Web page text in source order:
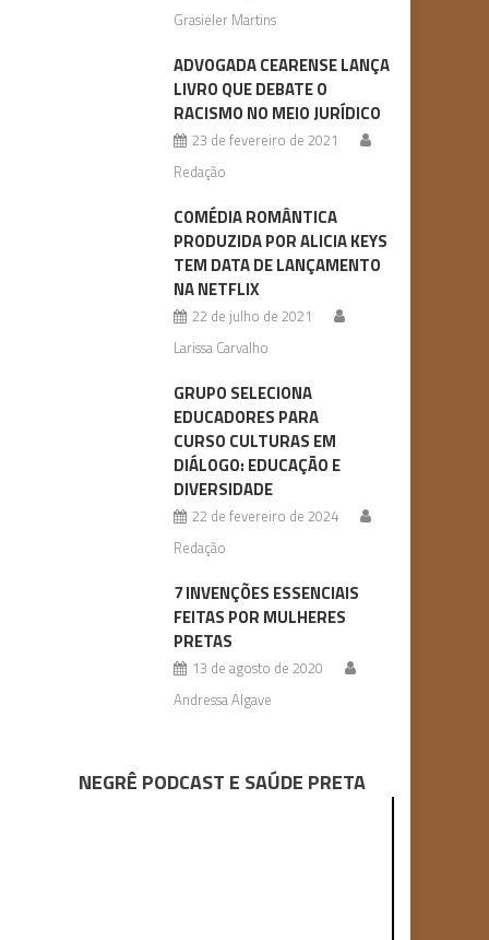
Grasieler Martins
ADVOGADA CEARENSE LANÇA
LIVRO QUE DEBATE O
RACISMO NO MEIO JURÍDICO
23 de fevereiro de 2021
Redação
COMÉDIA ROMÂNTICA
PRODUZIDA POR ALICIA KEYS
TEM DATA DE LANÇAMENTO
NA NETFLIX
22 de julho de 2021
Larissa Carvalho
GRUPO SELECIONA
EDUCADORES PARA
CURSO CULTURAS EM
DIÁLOGO: EDUCAÇÃO E
DIVERSIDADE
22 de fevereiro de 2024
Redação
7 INVENÇÕES ESSENCIAIS
FEITAS POR MULHERES
PRETAS
13 de agosto de 2020
Andressa Algave
NEGRÊ PODCAST E SAÚDE PRETA